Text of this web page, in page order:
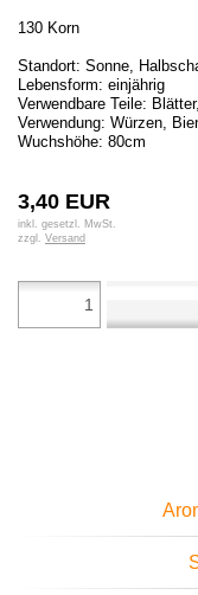
130 Korn
Standort: Sonne,
Lebensform: einjährig
Verwendbare Teile:
Verwendung: Würzen,
Wuchshöhe: 80cm
3,40 EUR
inkl. gesetzl. MwSt.
zzgl. Versand